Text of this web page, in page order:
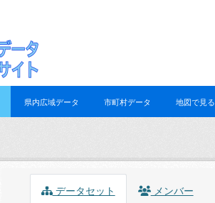
県内広域データ 市町村データ 地図で見る
データセット メンバー